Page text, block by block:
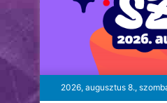
2026, augusztus 8.,